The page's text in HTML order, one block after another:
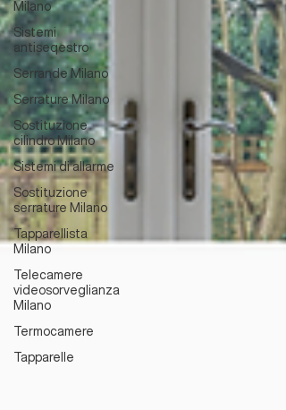
Milano
Sistemi
antiseqestro
Serrande Milano
Serrature Milano
Sostituzione
cilindro Milano
Sistemi di allarme
Sostituzione
serrature Milano
Tapparellista
Milano
Telecamere
videosorveglianza
Milano
Termocamere
Tapparelle